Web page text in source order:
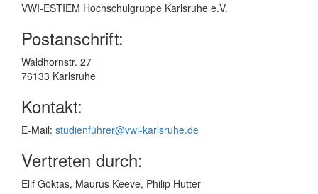
VWI-ESTIEM Hochschulgruppe Karlsruhe e.V.
Postanschrift:
Waldhornstr. 27
76133 Karlsruhe
Kontakt:
E-Mail: studienführer@vwi-karlsruhe.de
Vertreten durch:
Elif Göktas, Maurus Keeve, Philip Hutter